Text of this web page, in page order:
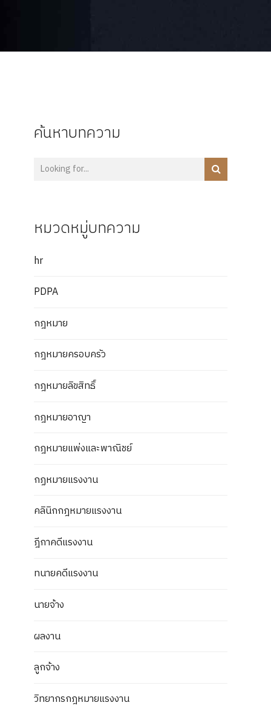
ค้นหาบทความ
หมวดหมู่บทความ
hr
PDPA
กฎหมาย
กฎหมายครอบครัว
กฎหมายลิขสิทธิ์
กฎหมายอาญา
กฎหมายแพ่งและพาณิชย์
กฏหมายแรงงาน
คลินิกกฎหมายแรงงาน
ฎีกาคดีแรงงาน
ทนายคดีแรงงาน
นายจ้าง
ผลงาน
ลูกจ้าง
วิทยากรกฎหมายแรงงาน